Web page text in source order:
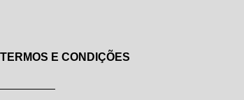
TERMOS E CONDIÇÕES